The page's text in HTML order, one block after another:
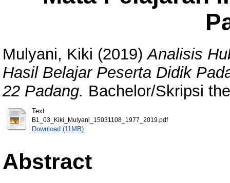
Mulyani, Kiki (2019)Analisis
Hasil Belajar Peserta Didik
22 Padang. Bachelor/Skripsi
Text
B1_03_Kiki_Mulyani_15031108_1977_2019.pdf
Download (11MB)
Abstract